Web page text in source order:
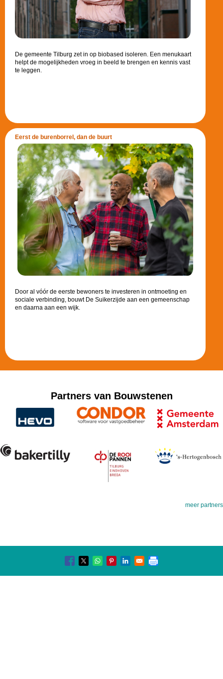
De gemeente Tilburg zet in op biobased isoleren. Een menukaart
helpt de mogelijkheden vroeg in beeld te brengen en kennis vast
te leggen.
Eerst de burenborrel, dan de buurt
Door al vóór de eerste bewoners te investeren in ontmoeting en
sociale verbinding, bouwt De Suikerzijde aan een gemeenschap
en daarna aan een wijk.
Partners van Bouwstenen
meer partners